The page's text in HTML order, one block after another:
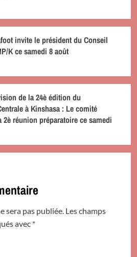
invite le président du Conseil
K ce samedi 8 août
de la 24è édition du
à Kinshasa : Le comité
réunion préparatoire ce samedi
sera pas publiée. Les champs
avec *